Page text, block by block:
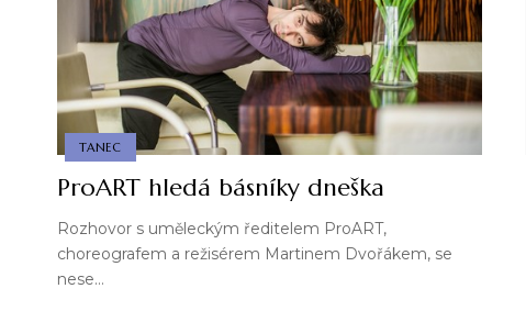
TANEC
ProART hledá básníky dneška
Rozhovor s uměleckým ředitelem ProART,
choreografem a režisérem Martinem Dvořákem, se
nese…